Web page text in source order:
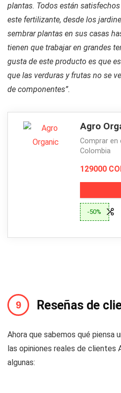
plantas. Todos están
este fertilizante, desde los
sembrar plantas en sus casas
tienen que trabajar en grandes
gusta de este producto es que
que las verduras y frutas no se
de componentes”.
Agro
Comprar en
Colombia
129000
-50%
Reseñas de
Ahora que sabemos qué piensa
las opiniones reales de clientes
algunas: